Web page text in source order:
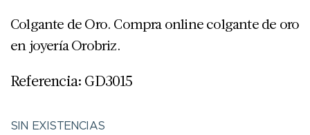
Colgante de Oro. Compra online colgante de oro
en joyería Orobriz.
Referencia: GD3015
SIN EXISTENCIAS